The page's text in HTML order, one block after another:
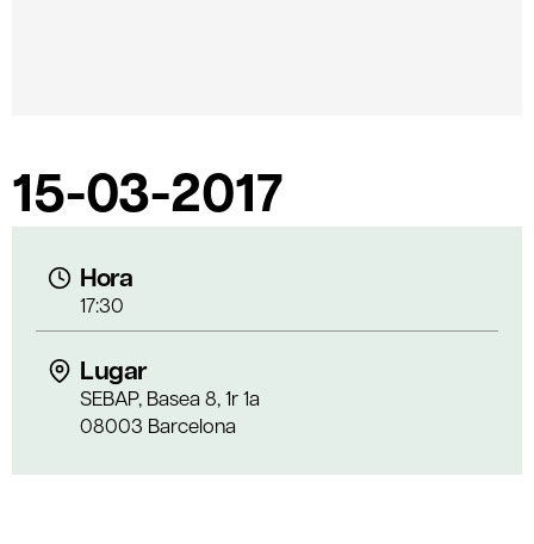
15-03-2017
Hora
17:30
Lugar
SEBAP, Basea 8, 1r 1a
08003 Barcelona